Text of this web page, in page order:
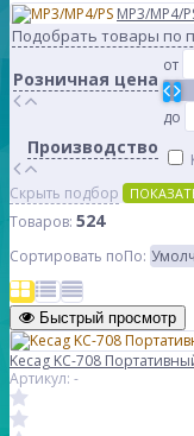
MP3/MP4/
Подобрать товары по
Розничная цена
от
до
Производство
Скрыть подбор
Товаров: 524
Сортировать поПо:
Быстрый просмотр
Kecag KC-708
Артикул: -